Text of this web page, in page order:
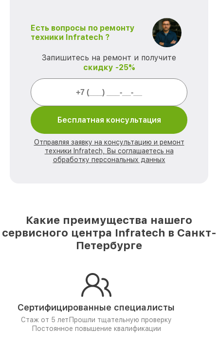
Есть вопросы по ремонту
техники Infratech ?
Запишитесь на ремонт и получите
скидку -25%
Бесплатная консультация
Отправляя заявку на консультацию и ремонт
техники Infratech, Вы соглашаетесь на
обработку персональных данных
Какие преимущества нашего
сервисного центра Infratech в Санкт-
Петербурге
Сертифицированные специалисты
Стаж от 5 лет Прошли тщательную проверку
Постоянное повышение квалификации